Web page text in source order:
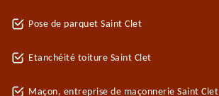
Pose de parquet Saint Clet
Etanchéité toiture Saint Clet
Maçon, entreprise de maçonnerie Saint Clet